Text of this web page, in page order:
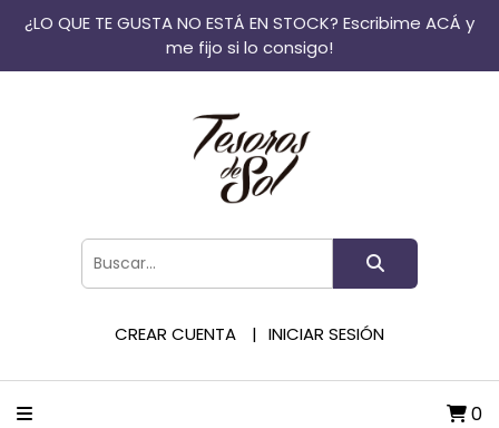
¿LO QUE TE GUSTA NO ESTÁ EN STOCK? Escribime ACÁ y
me fijo si lo consigo!
CREAR CUENTA INICIAR SESIÓN
0